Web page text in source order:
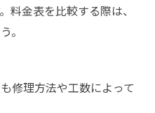
料金表を比較する際は、
。
修理方法や工数によって